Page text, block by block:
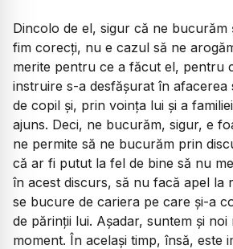
Dincolo de el, sigur că ne bucurăm
fim corecți, nu e cazul să ne
merite pentru ce a făcut el, pentru
instruire s-a desfășurat în afacerea
de copil și, prin voința lui și a
ajuns. Deci, ne bucurăm, sigur, e
ne permite să ne bucurăm prin
că ar fi putut la fel de bine să nu
în acest discurs, să nu facă apel la
se bucure de cariera pe care și-a
de părinții lui. Așadar, suntem și
moment. În același timp, însă, este